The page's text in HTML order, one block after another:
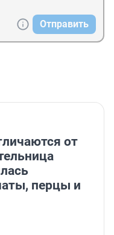
Отправить
от
перцы и